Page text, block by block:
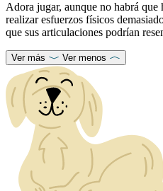
Adora jugar, aunque no habrá que
realizar esfuerzos físicos
que sus articulaciones podrían
Ver más Ver menos